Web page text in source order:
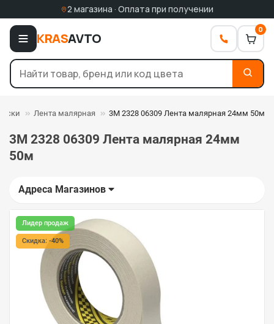
2 магазина · Оплата при получении
KRASAVTO
0
Лента малярная 3M 2328 06309 Лента малярная 24мм 50м
3M 2328 06309 Лента малярная 24мм
50м
Адреса Магазинов
Лидер продаж
Скидка: -40%